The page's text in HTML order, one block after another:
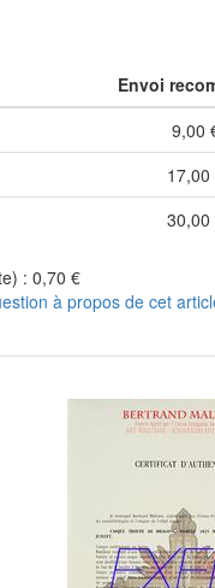
Envoi
9,00
17,00
30,00
: 0,70 €
à propos de cet